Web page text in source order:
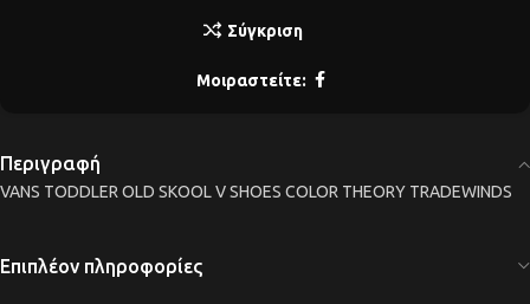
Σύγκριση
Μοιραστείτε:
Περιγραφή
VANS TODDLER OLD SKOOL V SHOES COLOR THEORY TRADEWINDS
Επιπλέον πληροφορίες